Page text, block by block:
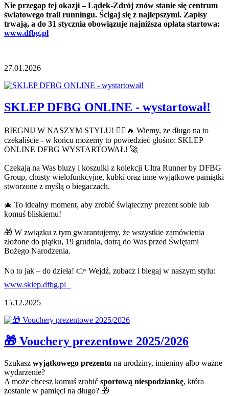
Nie przegap tej okazji – Lądek-Zdrój znów stanie się centrum
światowego trail runningu. Ścigaj się z najlepszymi. Zapisy
trwają, a do 31 stycznia obowiązuje najniższa opłata startowa:
www.dfbg.pl
27.01.2026
SKLEP DFBG ONLINE - wystartował!
BIEGNIJ W NASZYM STYLU! 🏃‍♂️🔥 Wiemy, że długo na to
czekaliście - w końcu możemy to powiedzieć głośno: SKLEP
ONLINE DFBG WYSTARTOWAŁ! 🚀
Czekają na Was bluzy i koszulki z kolekcji Ultra Runner by DFBG
Group, chusty wielofunkcyjne, kubki oraz inne wyjątkowe pamiątki
stworzone z myślą o biegaczach.
🎄 To idealny moment, aby zrobić świąteczny prezent sobie lub
komuś bliskiemu!
🎁 W związku z tym gwarantujemy, że wszystkie zamówienia
złożone do piątku, 19 grudnia, dotrą do Was przed Świętami
Bożego Narodzenia.
No to jak – do dzieła! 👉 Wejdź, zobacz i biegaj w naszym stylu:
www.sklep.dfbg.pl
15.12.2025
🎁 Vouchery prezentowe 2025/2026
Szukasz wyjątkowego prezentu na urodziny, imieniny albo ważne
wydarzenie?
A może chcesz komuś zrobić sportową niespodziankę, która
zostanie w pamięci na długo? 🎁